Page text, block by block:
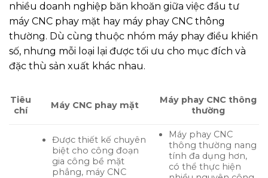
nhiều doanh nghiệp băn khoăn giữa việc đầu tư
máy CNC phay mặt hay máy phay CNC thông
thường. Dù cùng thuộc nhóm máy phay điều khiển
số, nhưng mỗi loại lại được tối ưu cho mục đích và
đặc thù sản xuất khác nhau.
Tiêu
chí
Máy CNC phay mặt
Máy phay CNC thông
thường
Được thiết kế chuyên
biệt cho công đoạn
gia công bề mặt
phẳng, máy CNC
Máy phay CNC
thông thường nang
tính đa dụng hơn,
có thể thực hiện